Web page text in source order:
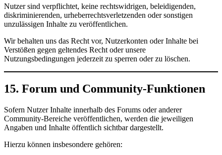
Nutzer sind verpflichtet, keine rechtswidrigen, beleidigenden,
diskriminierenden, urheberrechtsverletzenden oder sonstigen
unzulässigen Inhalte zu veröffentlichen.
Wir behalten uns das Recht vor, Nutzerkonten oder Inhalte bei
Verstößen gegen geltendes Recht oder unsere
Nutzungsbedingungen jederzeit zu sperren oder zu löschen.
15. Forum und Community-Funktionen
Sofern Nutzer Inhalte innerhalb des Forums oder anderer
Community-Bereiche veröffentlichen, werden die jeweiligen
Angaben und Inhalte öffentlich sichtbar dargestellt.
Hierzu können insbesondere gehören: